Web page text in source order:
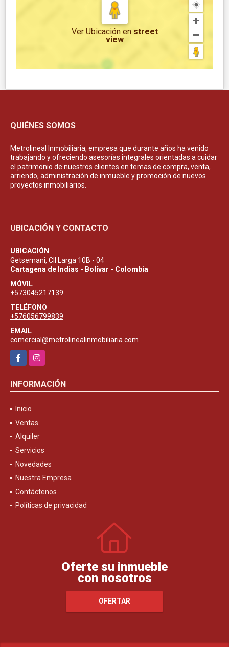
Ver Ubicación en street
view
QUIÉNES SOMOS
Metrolineal Inmobiliaria, empresa que durante años ha venido
trabajando y ofreciendo asesorías integrales orientadas a cuidar
el patrimonio de nuestros clientes en temas de compra, venta,
arriendo, administración de inmueble y promoción de nuevos
proyectos inmobiliarios.
UBICACIÓN Y CONTACTO
UBICACIÓN
Getsemani, Cll Larga 10B - 04
Cartagena de Indias - Bolívar - Colombia
MÓVIL
+573045217139
TELÉFONO
+576056799839
EMAIL
comercial@metrolinealinmobiliaria.com
FacebookInstagram
INFORMACIÓN
Inicio
Ventas
Alquiler
Servicios
Novedades
Nuestra Empresa
Contáctenos
Políticas de privacidad
Oferte su inmueble
con nosotros
OFERTAR